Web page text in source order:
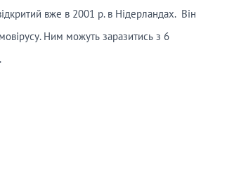
вже в 2001 р. в Нідерландах. Він
Ним можуть заразитись з 6